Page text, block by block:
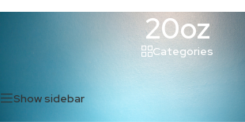
20oz
Categories
Productos etiquetados “20oz”
Show sidebar